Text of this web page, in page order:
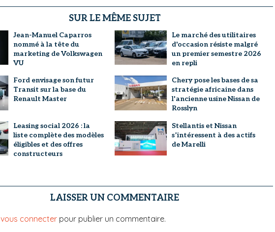
SUR LE MÊME SUJET
Jean-Manuel Caparros
nommé à la tête du
marketing de Volkswagen
VU
Le marché des utilitaires
d'occasion résiste malgré
un premier semestre 2026
en repli
Ford envisage son futur
Transit sur la base du
Renault Master
Chery pose les bases de sa
stratégie africaine dans
l'ancienne usine Nissan de
Rosslyn
Leasing social 2026 : la
liste complète des modèles
éligibles et des offres
constructeurs
Stellantis et Nissan
s’intéressent à des actifs
de Marelli
LAISSER UN COMMENTAIRE
vous connecter pour publier un commentaire.